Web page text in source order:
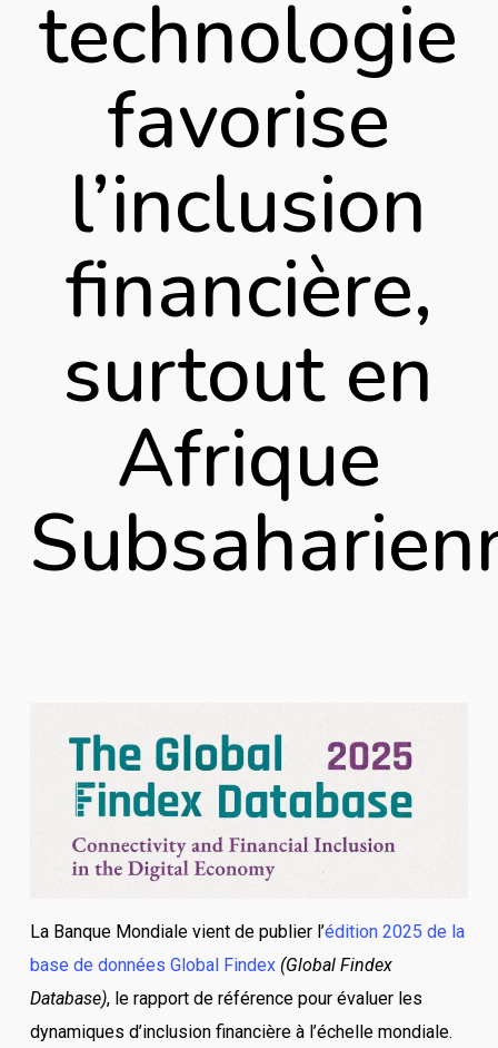
technologie
favorise
l’inclusion
financière,
surtout en
Afrique
La Banque Mondiale vient de publier l’édition 2025 de la
base de données Global Findex (Global Findex
Database), le rapport de référence pour évaluer les
dynamiques d’inclusion financière à l’échelle mondiale.